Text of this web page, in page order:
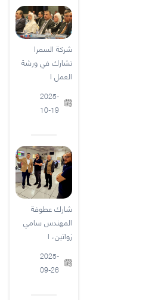
شركة السمرا
تشارك في ورشة
العمل ا
2025-
10-19
شارك عطوفة
المهندس سامي
زواتين، ا
2025-
09-26